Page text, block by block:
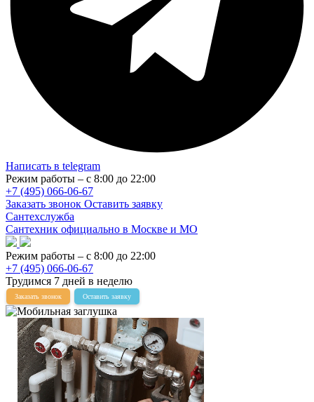
Написать в telegram
Режим работы – с 8:00 до 22:00
+7 (495) 066-06-67
Заказать звонок Оставить заявку
Сантехслужба
Сантехник официально в Москве и МО
Режим работы – с 8:00 до 22:00
+7 (495) 066-06-67
Трудимся 7 дней в неделю
Заказать звонок Оставить заявку